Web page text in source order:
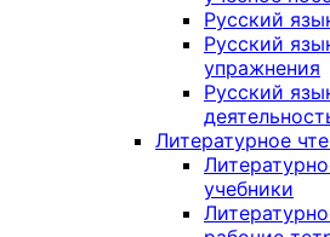
Русский
Русский
упражнения
Русский
Литературное
учебники